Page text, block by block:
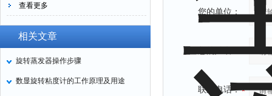
查看更多
相关文章
旋转蒸发器操作步骤
数显旋转粘度计的工作原理及用途
您的单位：
联系电话：